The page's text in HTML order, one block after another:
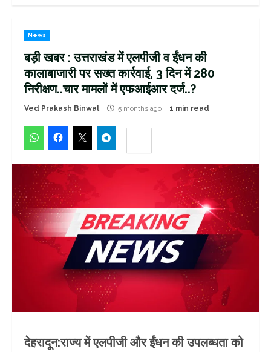
News
बड़ी खबर : उत्तराखंड में एलपीजी व ईंधन की
कालाबाजारी पर सख्त कार्रवाई, 3 दिन में 280
निरीक्षण..चार मामलों में एफआईआर दर्ज..?
Ved Prakash Binwal 5 months ago 1 min read
देहरादून:राज्य में एलपीजी और ईंधन की उपलब्धता को